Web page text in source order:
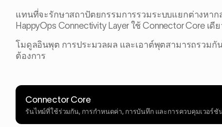
แทนที่จะรักษาสถาปัตยกรรมการรวมระบบแยกต่างหา
HappyOps Connectivity Layer ใช้ Connector Core
โมดูลอินพุต การประมวลผล และเอาต์พุตสามารถรวม
ต้องการ
Connector Core
รันไทม์ที่ใช้ร่วมกัน, การกำหนดค่า, การบันทึก และการควบคุมเวอร์ชั